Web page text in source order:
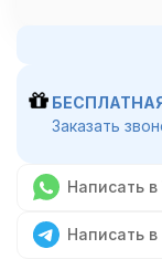
Заказать
Написать
Написать